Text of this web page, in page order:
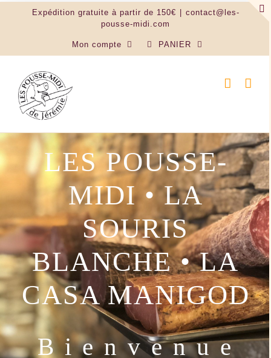
Expédition gratuite à partir de 150€
contact@les-
pousse-midi.com
Mon compte PANIER
F R O M
A G E S
D ' e x c e p t i o n